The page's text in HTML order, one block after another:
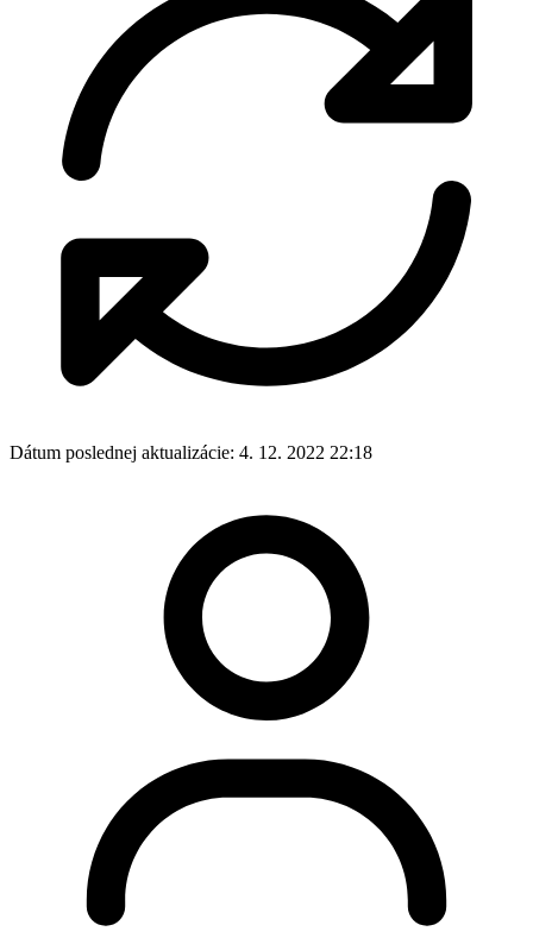
Dátum poslednej aktualizácie: 4. 12. 2022 22:18